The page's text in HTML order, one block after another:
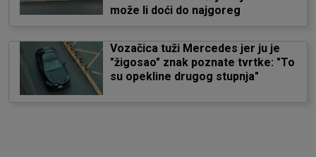
može li doći do najgoreg
Vozačica tuži Mercedes jer ju je
"žigosao" znak poznate tvrtke: "To
su opekline drugog stupnja"